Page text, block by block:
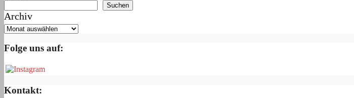
Suchen
Archiv
Folge uns auf:
Kontakt: